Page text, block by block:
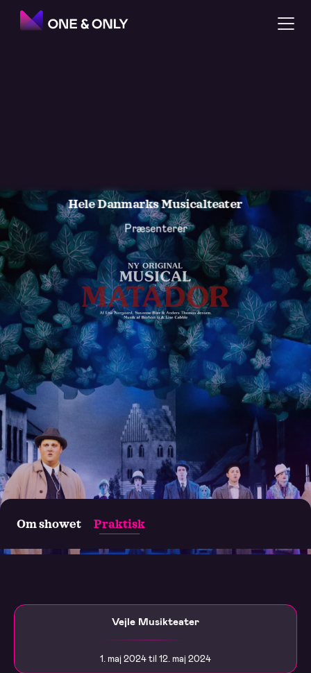
HeleDanmarksMusicalteater
Præsenterer
Om showet Praktisk
Matador
Vejle Musikteater
1. maj 2024 til 12. maj 2024